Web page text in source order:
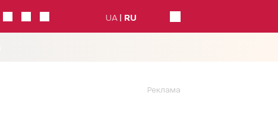
UA RU
Реклама